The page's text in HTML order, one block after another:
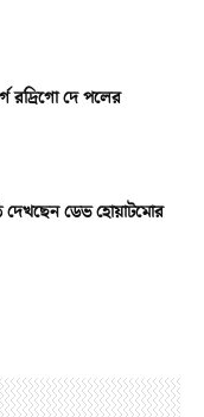
রদ্রিগো দে পলের
দেখছেন ডেভ হোয়াটমোর